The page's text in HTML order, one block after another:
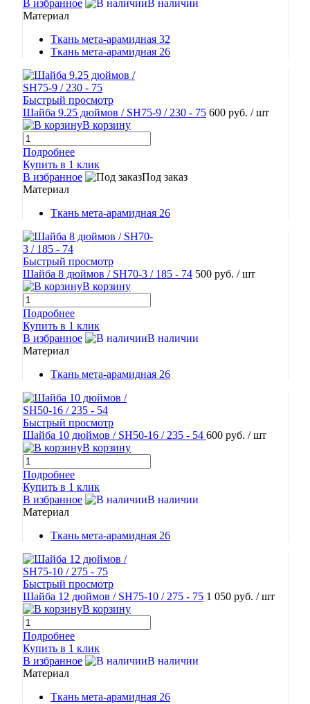
В избранное
В наличии
Материал
Ткань мета-арамидная 32
Ткань мета-арамидная 26
Быстрый просмотр
Шайба 9.25 дюймов / SH75-9 / 230 - 75 600 руб. / шт
В корзину
Подробнее
Купить в 1 клик
В избранное
Под заказ
Материал
Ткань мета-арамидная 26
Быстрый просмотр
Шайба 8 дюймов / SH70-3 / 185 - 74 500 руб. / шт
В корзину
Подробнее
Купить в 1 клик
В избранное
В наличии
Материал
Ткань мета-арамидная 26
Быстрый просмотр
Шайба 10 дюймов / SH50-16 / 235 - 54 600 руб. / шт
В корзину
Подробнее
Купить в 1 клик
В избранное
В наличии
Материал
Ткань мета-арамидная 26
Быстрый просмотр
Шайба 12 дюймов / SH75-10 / 275 - 75 1 050 руб. / шт
В корзину
Подробнее
Купить в 1 клик
В избранное
В наличии
Материал
Ткань мета-арамидная 26